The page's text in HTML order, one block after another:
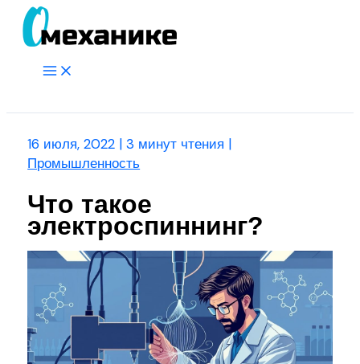
Перейти
Main
16 июля, 2022 |3 минут чтения |
Промышленность
Что такое
электроспиннинг?